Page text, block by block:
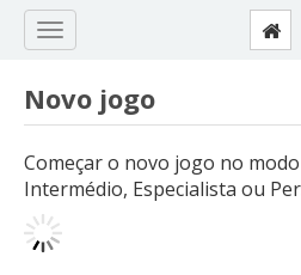
Novo jogo
Começar o novo jogo no
Intermédio, Especialista ou